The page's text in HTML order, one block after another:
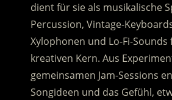
dient für sie als musikalische
Percussion, Vintage-
Xylophonen und Lo-Fi-
kreativen Kern. Aus
gemeinsamen Jam-Sessions
Songideen und das Gefühl,